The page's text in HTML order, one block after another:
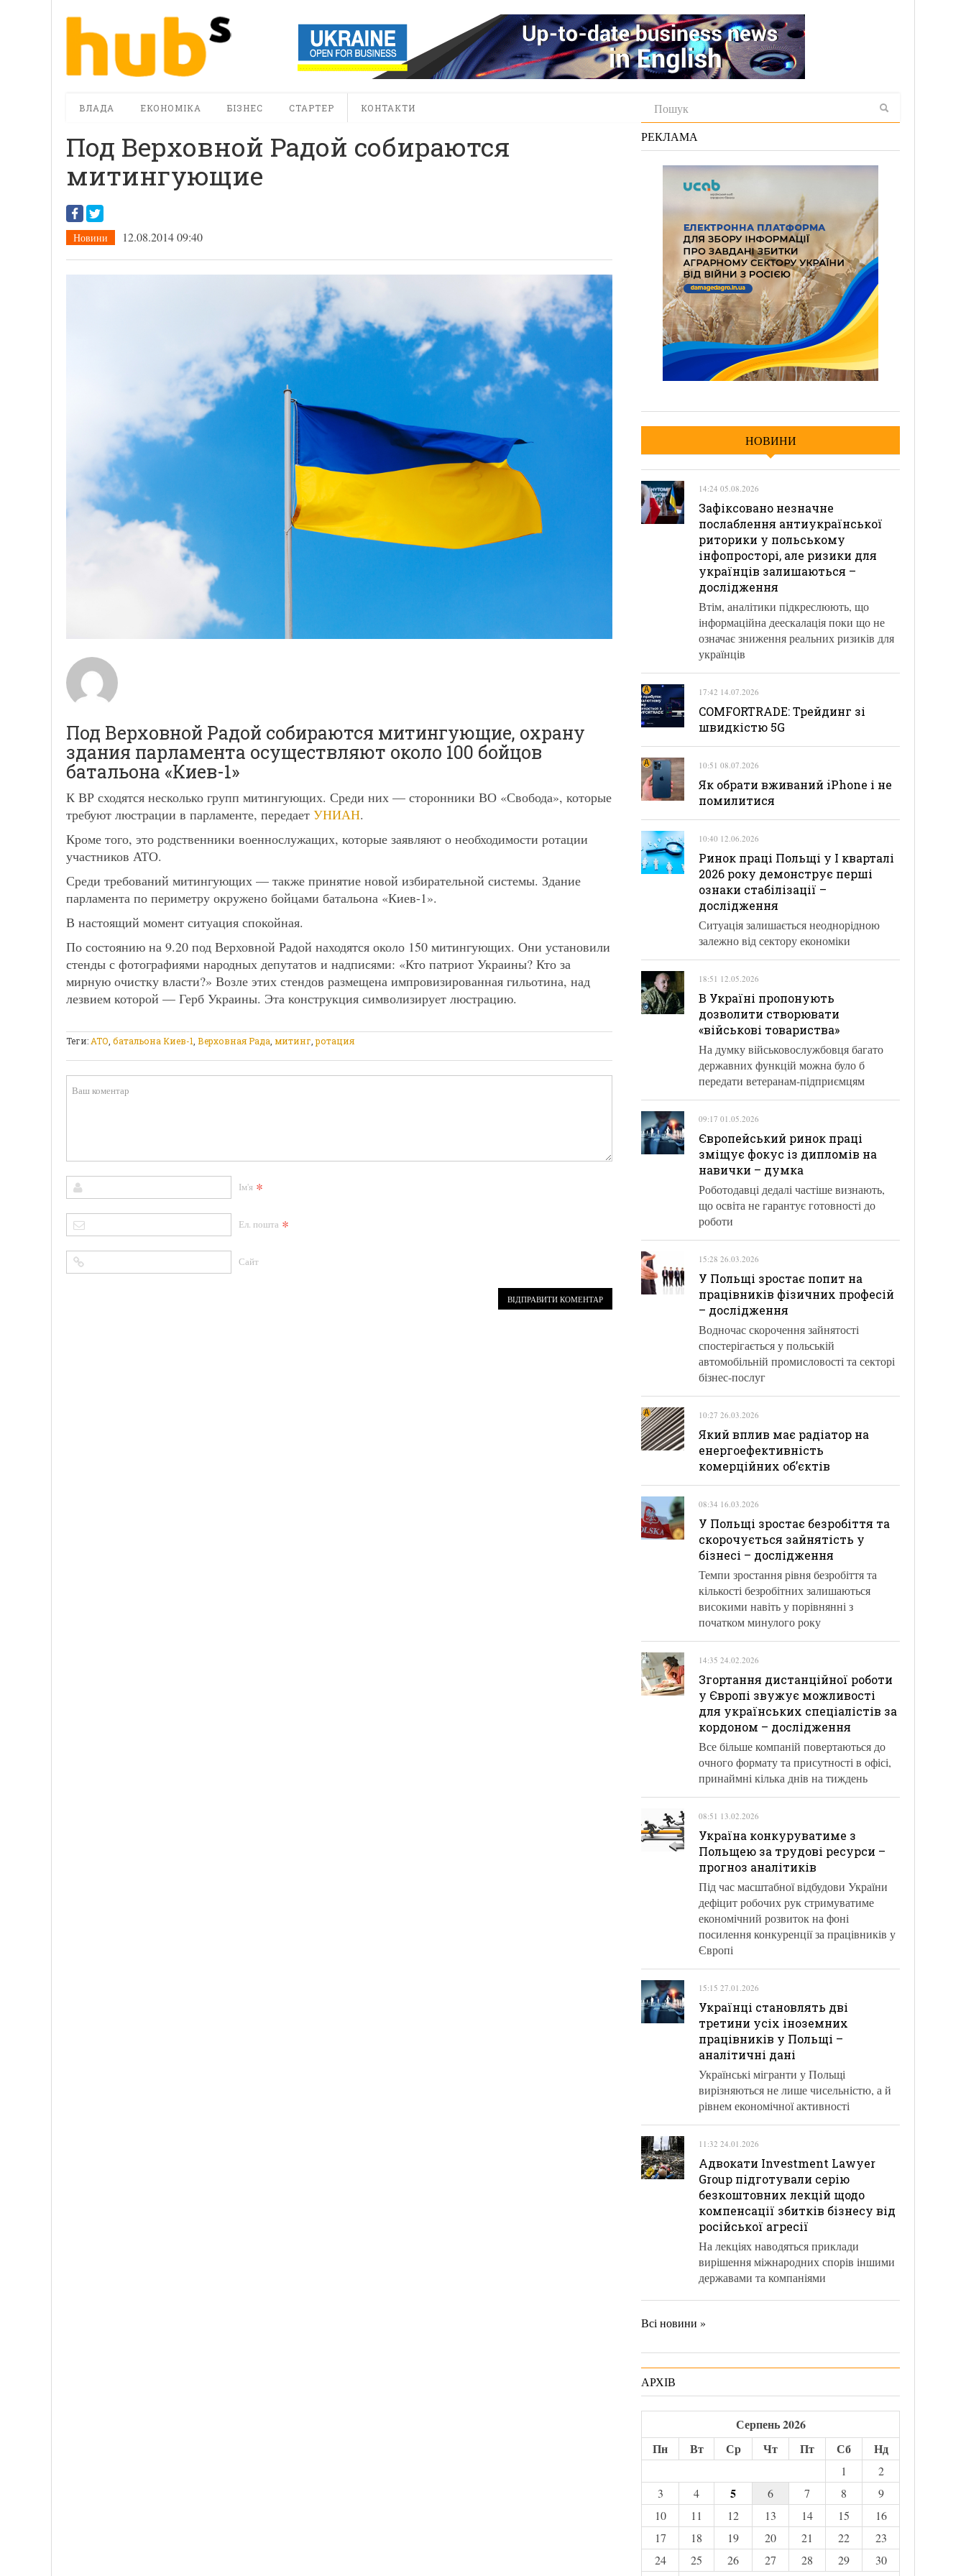
ВЛАДА ЕКОНОМІКА БІЗНЕС СТАРТЕР КОНТАКТИ
Под Верховной Радой собираются
митингующие
Новини 12.08.2014 09:40
Под Верховной Радой собираются митингующие, охрану
здания парламента осуществляют около 100 бойцов
батальона «Киев-1»
К ВР сходятся несколько групп митингующих. Среди них — сторонники ВО «Свобода», которые
требуют люстрации в парламенте, передает УНИАН.
Кроме того, это родственники военнослужащих, которые заявляют о необходимости ротации
участников АТО.
Среди требований митингующих — также принятие новой избирательной системы. Здание
парламента по периметру окружено бойцами батальона «Киев-1».
В настоящий момент ситуация спокойная.
По состоянию на 9.20 под Верховной Радой находятся около 150 митингующих. Они установили
стенды с фотографиями народных депутатов и надписями: «Кто патриот Украины? Кто за
мирную очистку власти?» Возле этих стендов размещена импровизированная гильотина, над
лезвием которой — Герб Украины. Эта конструкция символизирует люстрацию.
Теги: АТО батальона Киев-1 Верховная Рада митинг ,ротация
Ім'я *
Ел. пошта *
Сайт
РЕКЛАМА
НОВИНИ
14:24 05.08.2026
Зафіксовано незначне
послаблення антиукраїнської
риторики у польському
інфопросторі, але ризики для
українців залишаються –
дослідження
Втім, аналітики підкреслюють, що
інформаційна деескалація поки що не
означає зниження реальних ризиків для
українців
17:42 14.07.2026
COMFORTRADE: Трейдинг зі
швидкістю 5G
10:51 08.07.2026
Як обрати вживаний iPhone і не
помилитися
10:40 12.06.2026
Ринок праці Польщі у І кварталі
2026 року демонструє перші
ознаки стабілізації –
дослідження
Ситуація залишається неоднорідною
залежно від сектору економіки
18:51 12.05.2026
В Україні пропонують
дозволити створювати
«військові товариства»
На думку військовослужбовця багато
державних функцій можна було б
передати ветеранам-підприємцям
09:17 01.05.2026
Європейський ринок праці
зміщує фокус із дипломів на
навички – думка
Роботодавці дедалі частіше визнають,
що освіта не гарантує готовності до
роботи
15:28 26.03.2026
У Польщі зростає попит на
працівників фізичних професій
– дослідження
Водночас скорочення зайнятості
спостерігається у польській
автомобільній промисловості та секторі
бізнес-послуг
10:27 26.03.2026
Який вплив має радіатор на
енергоефективність
комерційних об’єктів
08:34 16.03.2026
У Польщі зростає безробіття та
скорочується зайнятість у
бізнесі – дослідження
Темпи зростання рівня безробіття та
кількості безробітних залишаються
високими навіть у порівнянні з
початком минулого року
14:35 24.02.2026
Згортання дистанційної роботи
у Європі звужує можливості
для українських спеціалістів за
кордоном – дослідження
Все більше компаній повертаються до
очного формату та присутності в офісі,
принаймні кілька днів на тиждень
08:51 13.02.2026
Україна конкуруватиме з
Польщею за трудові ресурси –
прогноз аналітиків
Під час масштабної відбудови України
дефіцит робочих рук стримуватиме
економічний розвиток на фоні
посилення конкуренції за працівників у
Європі
15:15 27.01.2026
Українці становлять дві
третини усіх іноземних
працівників у Польщі –
аналітичні дані
Українські мігранти у Польщі
вирізняються не лише чисельністю, а й
рівнем економічної активності
11:32 24.01.2026
Адвокати Investment Lawyer
Group підготували серію
безкоштовних лекцій щодо
компенсації збитків бізнесу від
російської агресії
На лекціях наводяться приклади
вирішення міжнародних спорів іншими
державами та компаніями
Всі новини »
АРХІВ
Серпень 2026
Пн
Вт Ср Чт Пт Сб Нд
1
2
3
4 5 6 7 8
9
10
11 12 13 14 15
16
17
18 19 20 21 22
23
24
25 26 27 28 29
30